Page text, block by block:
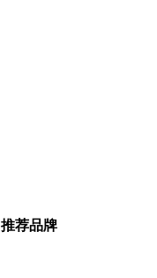
推荐品牌